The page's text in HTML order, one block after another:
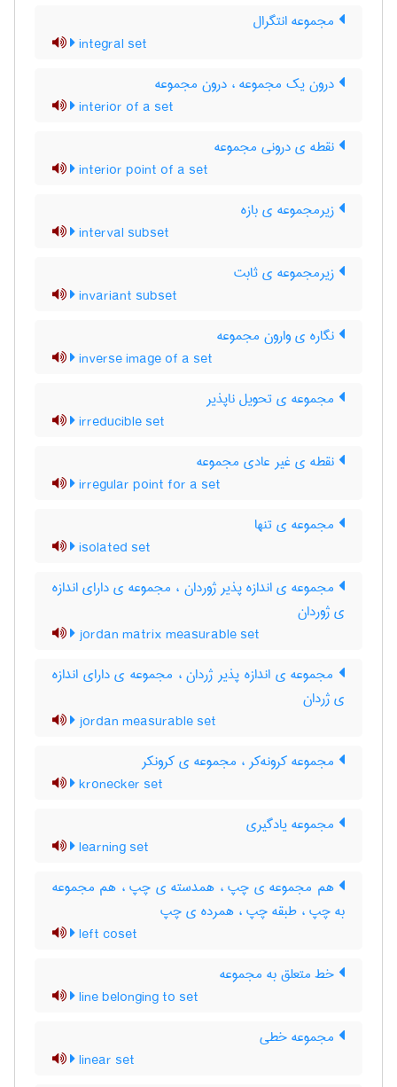
مجموعه انتگرال
integral set
درون یک مجموعه ، درون مجموعه
interior of a set
نقطه ی درونی مجموعه
interior point of a set
زیرمجموعه ی بازه
interval subset
زیرمجموعه ی ثابت
invariant subset
نگاره ی وارون مجموعه
inverse image of a set
مجموعه ی تحویل ناپذیر
irreducible set
نقطه ی غیر عادی مجموعه
irregular point for a set
مجموعه ی تنها
isolated set
مجموعه ی اندازه پذیر ژوردان ، مجموعه ی دارای اندازه
ی ژوردان
jordan matrix measurable set
مجموعه ی اندازه پذیر ژردان ، مجموعه ی دارای اندازه
ی ژردان
jordan measurable set
مجموعه کرونه‌کر ، مجموعه ی کرونکر
kronecker set
مجموعه یادگیری
learning set
هم مجموعه ی چپ ، همدسته ی چپ ، هم مجموعه
به چپ ، طبقه چپ ، همرده ی چپ
left coset
خط متعلق به مجموعه
line belonging to set
مجموعه خطی
linear set